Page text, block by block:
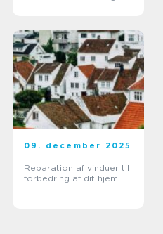
09. december 2025
Reparation af vinduer til
forbedring af dit hjem